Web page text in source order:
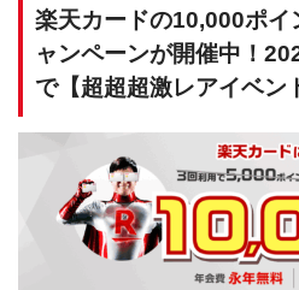
楽天カードの10,000ポ
ャンペーンが開催中！
で【超超超激レアイベン